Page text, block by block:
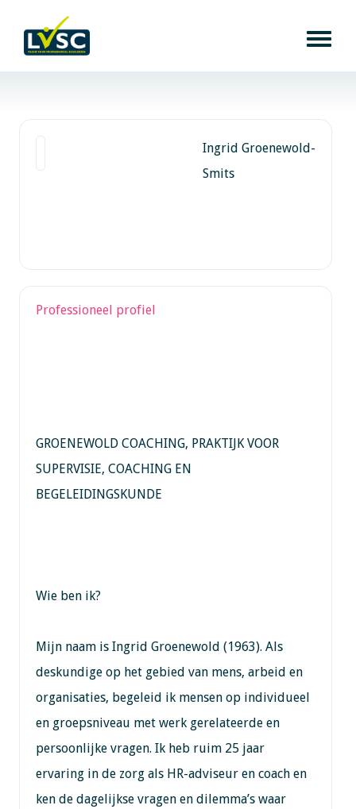
Ingrid Groenewold-
Smits
Professioneel profiel
GROENEWOLD COACHING, PRAKTIJK VOOR
SUPERVISIE, COACHING EN
BEGELEIDINGSKUNDE
Wie ben ik?
Mijn naam is Ingrid Groenewold (1963). Als
deskundige op het gebied van mens, arbeid en
organisaties, begeleid ik mensen op individueel
en groepsniveau met werk gerelateerde en
persoonlijke vragen. Ik heb ruim 25 jaar
ervaring in de zorg als HR-adviseur en coach en
ken de dagelijkse vragen en dilemma’s waar